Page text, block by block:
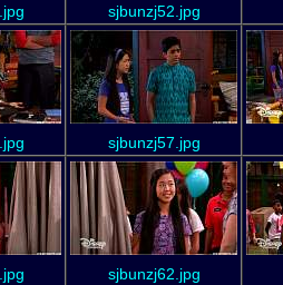
sjbunzj52.jpg
sjbunzj57.jpg
sjbunzj62.jpg